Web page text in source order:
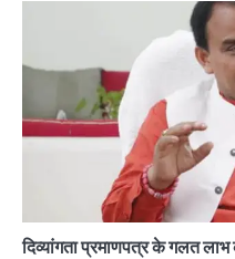
दिव्यांगता प्रमाणपत्र के गलत लाभ